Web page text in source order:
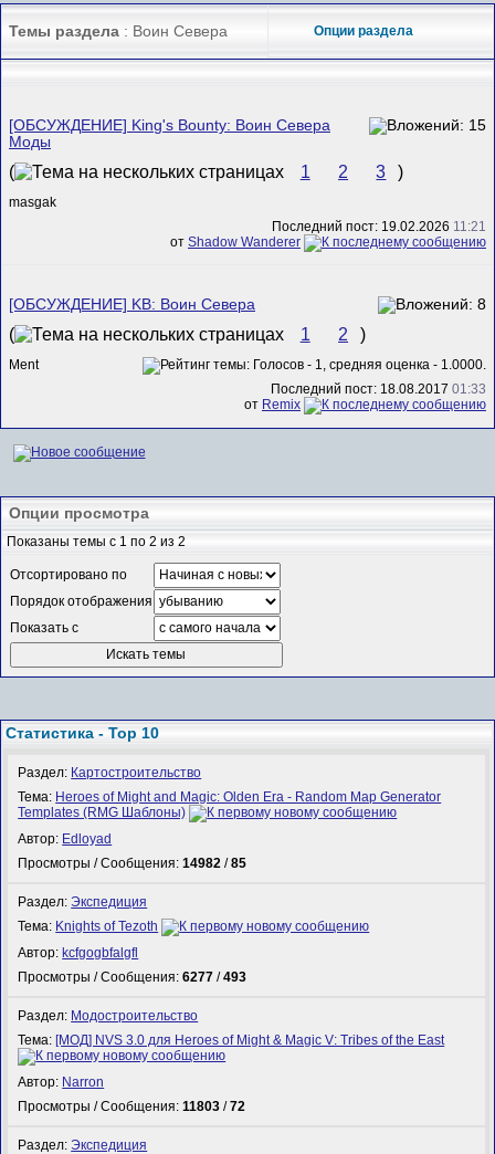
Темы раздела : Воин Севера Опции раздела
[ОБСУЖДЕНИЕ] King's Bounty: Воин Севера
Моды
( 1 2 3 )
masgak
Последний пост: 19.02.2026 11:21
от Shadow Wanderer
[ОБСУЖДЕНИЕ] KB: Воин Севера
( 1 2 )
Ment
Последний пост: 18.08.2017 01:33
от Remix
Опции просмотра
Показаны темы с 1 по 2 из 2
Отсортировано по
Порядок отображения
Показать с
Статистика - Top 10
Раздел: Картостроительство
Тема: Heroes of Might and Magic: Olden Era - Random Map Generator
Templates (RMG Шаблоны)
Автор: Edloyad
Просмотры / Сообщения:14982 /85
Раздел:Экспедиция
Тема: Knights of Tezoth
Автор: kcfgogbfalgfl
Просмотры / Сообщения:6277 /493
Раздел: Модостроительство
Тема: [МОД] NVS 3.0 для Heroes of Might & Magic V: Tribes of the East
Автор: Narron
Просмотры / Сообщения:11803 /72
Раздел:Экспедиция